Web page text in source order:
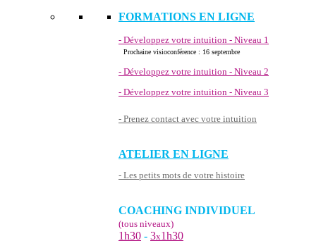
FORMATIONS EN LIGNE
- Développez votre intuition - Niveau 1
Prochaine visioconférence : 16 septembre
- Développez votre intuition - Niveau 2
- Développez votre intuition - Niveau 3
- Prenez contact avec votre intuition
ATELIER EN LIGNE
- Les petits mots de votre histoire
COACHING INDIVIDUEL
(tous niveaux)
1h30 - 3x1h30